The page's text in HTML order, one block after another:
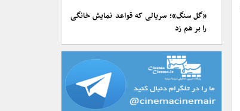
«گل سنگ»؛ سریالی که قواعد نمایش خانگی
را بر هم زد